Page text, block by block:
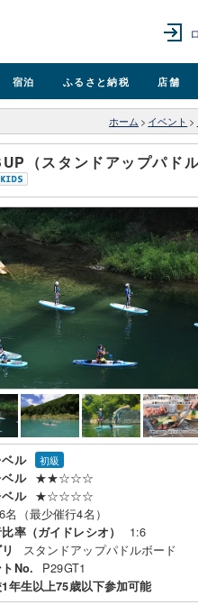
宿泊 ふるさと納税 店舗
ホーム > イベント >
（スタンドアップパド
ル 初級
ル ★★☆☆☆
ル ★☆☆☆☆
6名（最少催行4名）
率（ガイドレシオ） 1:6
スタンドアップパドルボード
No. P29GT1
年生以上75歳以下参加可能